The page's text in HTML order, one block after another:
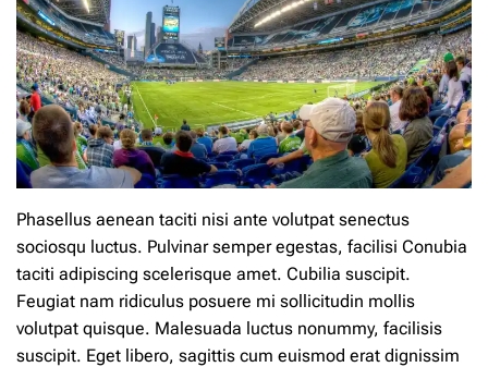
Phasellus aenean taciti nisi ante volutpat senectus
sociosqu luctus. Pulvinar semper egestas, facilisi Conubia
taciti adipiscing scelerisque amet. Cubilia suscipit.
Feugiat nam ridiculus posuere mi sollicitudin mollis
volutpat quisque. Malesuada luctus nonummy, facilisis
suscipit. Eget libero, sagittis cum euismod erat dignissim